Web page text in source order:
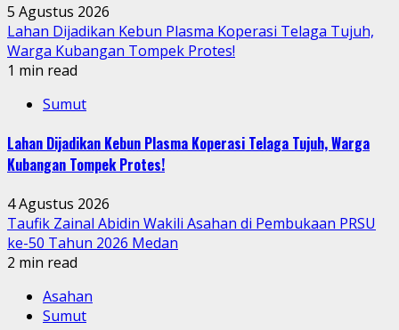
5 Agustus 2026
Lahan Dijadikan Kebun Plasma Koperasi Telaga Tujuh,
Warga Kubangan Tompek Protes!
1 min read
Sumut
Lahan Dijadikan Kebun Plasma Koperasi Telaga Tujuh, Warga
Kubangan Tompek Protes!
4 Agustus 2026
Taufik Zainal Abidin Wakili Asahan di Pembukaan PRSU
ke-50 Tahun 2026 Medan
2 min read
Asahan
Sumut